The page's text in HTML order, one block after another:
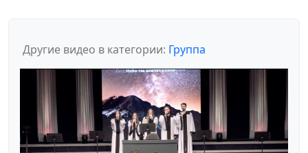
Другие видео в категории: Группа